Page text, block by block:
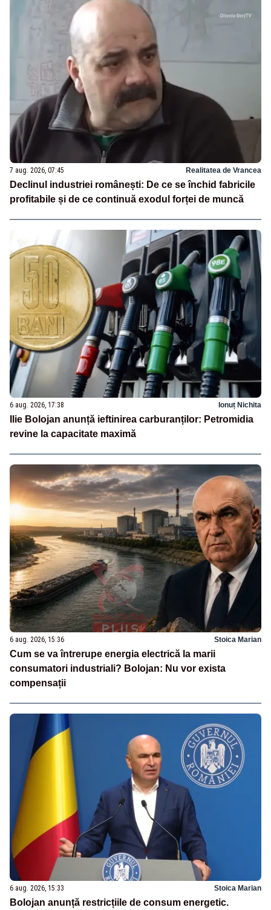
7 aug. 2026, 07:45 Realitatea de Vrancea
Declinul industriei românești: De ce se închid fabricile
profitabile și de ce continuă exodul forței de muncă
6 aug. 2026, 17:38 Ionuț Nichita
Ilie Bolojan anunță ieftinirea carburanților: Petromidia
revine la capacitate maximă
6 aug. 2026, 15:36 Stoica Marian
Cum se va întrerupe energia electrică la marii
consumatori industriali? Bolojan: Nu vor exista
compensații
6 aug. 2026, 15:33 Stoica Marian
Bolojan anunță restricțiile de consum energetic.